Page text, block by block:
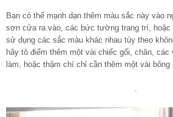
Bạn có thể mạnh dạn thêm màu sắc này vào
sơn cửa ra vào, các bức tường trang trí, hoặc
sử dụng các sắc màu khác nhau tùy theo
hãy tô điểm thêm một vài chiếc gối, chăn,
làm, hoặc thậm chí chỉ cần thêm một vài bông
.